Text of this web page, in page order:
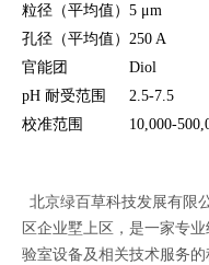
粒径（平均值） 5 μm
孔径（平均值） 250 A
官能团
Diol
pH 耐受范围
2.5-7.5
校准范围
10,000-
北京绿百草科技发展有限
区企业墅上区，是一家专
验室设备及相关技术服务